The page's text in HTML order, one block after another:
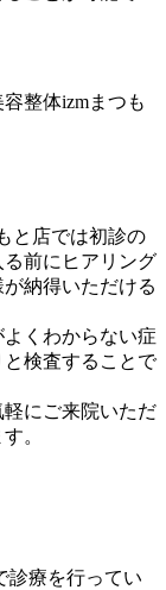
整体izmまつも
と店では初診の
前にヒアリング
納得いただける
くわからない症
検査することで
にご来院いただ
。
診療を行ってい